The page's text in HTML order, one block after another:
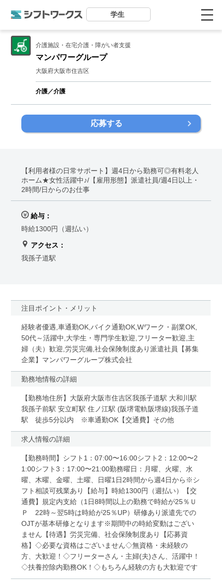
学生
介護施設・在宅介護・障がい者支援
マンパワーグループ
大阪府大阪市住吉区
介護／介護
応募する
【利用者様の日常サポート】週4日から勤務可◎有料老人
ホーム★女性活躍中♪/【雇用形態】派遣社員/週4日以上・
2時間/日からのお仕事
給与：
時給1300円（週払い）
アクセス：
我孫子道駅
注目ポイント・メリット
経験者優遇,車通勤OK,バイク通勤OK,Wワーク・副業OK,
50代～活躍中,大学生・専門学生歓迎,フリーター歓迎,主
婦（夫）歓迎,労災完備,社会保険制度あり派遣社員【募集
企業】マンパワーグループ株式会社
勤務地情報の詳細
【勤務地住所】大阪府大阪市住吉区我孫子道駅 大和川駅
我孫子前駅 安立町駅 住ノ江駅 (阪堺電軌阪堺線)我孫子道
駅 徒歩5分以内 ※車通勤OK【交通費】その他
求人情報の詳細
【勤務時間】シフト1：07:00〜16:00シフト2：12:00〜2
1:00シフト3：17:00〜21:00勤務曜日：月曜、火曜、水
曜、木曜、金曜、土曜、日曜1日2時間から週4日から※シ
フト相談可残業あり【給与】時給1300円（週払い）【交
通費】規定内支給（1日8時間以上の勤務で時給が25％Ｕ
Ｐ 22時～翌5時は時給が25％UP）研修あり派遣先での
OJTが基本研修となります※期間中の時給変動はござい
ません【待遇】労災完備、社会保険制度あり【応募資
格】◇必要な資格はございません◇無資格・未経験の
方、大歓迎！◇フリーターさん・主婦(夫)さん、活躍中！
◇扶養控除内勤務OK！◇もちろん経験の方も大歓迎です